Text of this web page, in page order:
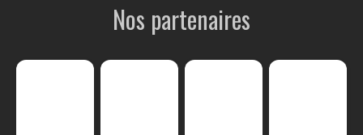
Nos partenaires